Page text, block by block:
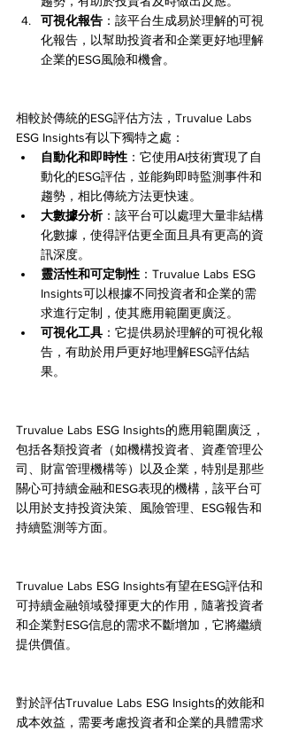
可視化報告 ：該平台生成易於理解的可視
化報告，以幫助投資者和企業更好地理解
企業的ESG風險和機會。
相較於傳統的ESG評估方法，Truvalue Labs
ESG Insights有以下獨特之處：
自動化和即時性 ：它使用AI技術實現了自
動化的ESG評估，並能夠即時監測事件和
趨勢，相比傳統方法更快速。
大數據分析：該平台可以處理大量非結構
化數據，使得評估更全面且具有更高的資
訊深度。
靈活性和可定制性 ：Truvalue Labs ESG
Insights可以根據不同投資者和企業的需
求進行定制，使其應用範圍更廣泛。
可視化工具 ：它提供易於理解的可視化報
告，有助於用戶更好地理解ESG評估結
果。
Truvalue Labs ESG Insights的應用範圍廣泛，
包括各類投資者（如機構投資者、資產管理公
司、財富管理機構等）以及企業，特別是那些
關心可持續金融和ESG表現的機構，該平台可
以用於支持投資決策、風險管理、ESG報告和
持續監測等方面。
Truvalue Labs ESG Insights有望在ESG評估和
可持續金融領域發揮更大的作用，隨著投資者
和企業對ESG信息的需求不斷增加，它將繼續
提供價值。
對於評估Truvalue Labs ESG Insights的效能和
成本效益，需要考慮投資者和企業的具體需求